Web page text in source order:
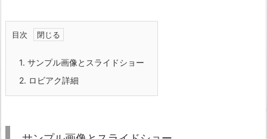
目次
1. サンプル画像とスライドショー
2. ロビアク詳細